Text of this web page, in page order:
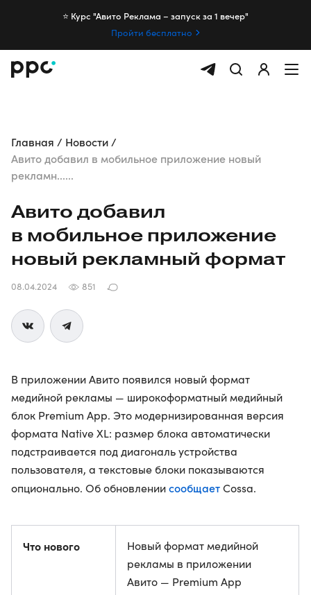
⭐️ Курс "Авито Реклама – запуск за 1 вечер"
Пройти бесплатно
Главная
Новости
Авито добавил в мобильное приложение новый
рекламн......
Авито добавил
в мобильное приложение
новый рекламный формат
08.04.2024 851
В приложении Авито появился новый формат
медийной рекламы — широкоформатный медийный
блок Premium App. Это модернизированная версия
формата Native XL: размер блока автоматически
подстраивается под диагональ устройства
пользователя, а текстовые блоки показываются
опционально. Об обновлениисообщаетCossa.
Что нового
Новый формат медийной
рекламы в приложении
Авито — Premium App